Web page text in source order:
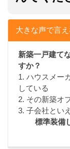
大きな声で言
新築一戸建て
すか？
1. ハウスメー
している
2. その新築オ
3. 子会社とい
標準装備